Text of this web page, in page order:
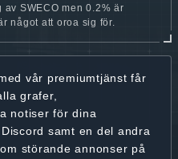
SWECO men 0.2% är
något att oroa sig för.
vår premiumtjänst får
grafer,
notiser för dina
samt en del andra
störande annonser på